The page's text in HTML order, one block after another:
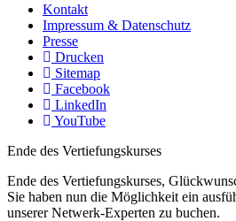
Kontakt
Impressum & Datenschutz
Presse
Drucken
Sitemap
Facebook
LinkedIn
YouTube
Ende des Vertiefungskurses
Ende des Vertiefungskurses,
Sie haben nun die Möglichkeit ein
unserer Netwerk-Experten zu buchen.